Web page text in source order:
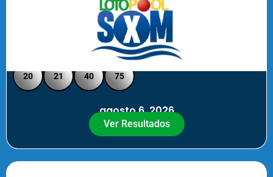
Loto Pool SXM - Medio Día
20 21 40 75
agosto 6, 2026
Ver Resultados